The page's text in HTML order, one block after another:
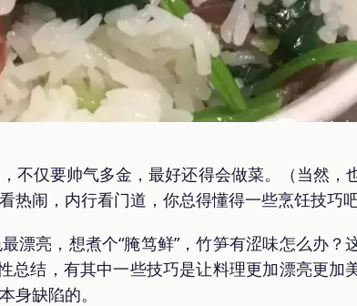
不仅要帅气多金，最好还得会做菜。（当然，
闹，内行看门道，你总得懂得一些烹饪技巧吧
漂亮，想煮个“腌笃鲜”，竹笋有涩味怎么办？
总结，有其中一些技巧是让料理更加漂亮更加
身缺陷的。